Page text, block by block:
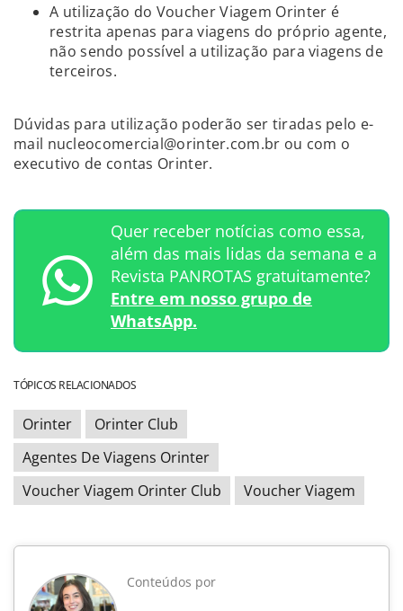
A utilização do Voucher Viagem Orinter é
restrita apenas para viagens do próprio agente,
não sendo possível a utilização para viagens de
terceiros.
Dúvidas para utilização poderão ser tiradas pelo e-
mail nucleocomercial@orinter.com.br ou com o
executivo de contas Orinter.
Quer receber notícias como essa,
além das mais lidas da semana e a
Revista PANROTAS gratuitamente?
Entre em nosso grupo de
WhatsApp.
TÓPICOS RELACIONADOS
Orinter
Orinter Club
Agentes De Viagens Orinter
Voucher Viagem Orinter Club
Voucher Viagem
Conteúdos por